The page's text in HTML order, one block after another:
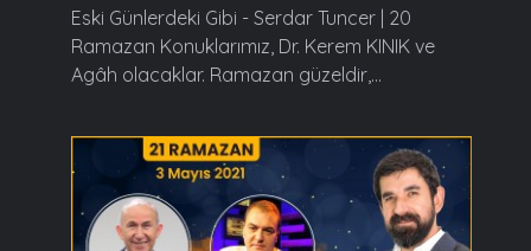
Eski Günlerdeki Gibi - Serdar Tuncer | 20
Ramazan Konuklarımız, Dr. Kerem KINIK ve
Agâh olacaklar. Ramazan güzeldir,...